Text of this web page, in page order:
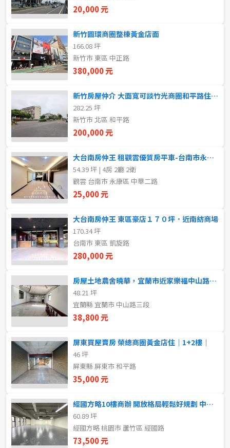
新竹縣
苗栗縣
台中市
彰化縣
南投縣
雲林縣
嘉義市
嘉義縣
台南市
高雄市
澎湖縣
屏東縣
台東縣
花蓮縣
金門連江
雅房 其他住宅
辦公 住辦
車位
不拘
20~30 坪
40~50 坪 50~60 坪
60~70 坪
80坪以上
~
樓層
不拘
1樓 2樓
3樓
21樓以上
20,000 元
新竹圓環商圈整棟黃金店面
166.08 坪
新竹市 東區 中正路
380,000 元
新竹房屋仲介 大面寬可談竹光商圈和平路住宅區大地坪三面採光
282.25 坪
新竹市 北區 和平路
200,000 元
大台南房仲王 租觀雲優質房平車-台南市永康區中華二路
54.39 坪 | 4房 2廳 2衛
觀雲 台南市 永康區 中華二路
25,000 元
大台南房仲王 東區豪店１７０坪．近南紡商場
170.34 坪
台南市 東區 凱旋路
280,000 元
房屋土地農舍曉華，宜蘭市近家樂福中山路三段70坪土地大空間透天店面
48.21 坪
宜蘭縣 宜蘭市 中山路三段
38,800 元
屏東買屋賣房 榮總商圈黃金店住｜1+2樓｜
46 坪
屏東縣 屏東市 和平路
35,000 元
經國方略10樓商辦 開放格局輕鬆好規劃 中路房屋買賣
60.89 坪
經國方略 桃園市 蘆竹區 經國路
73,500 元